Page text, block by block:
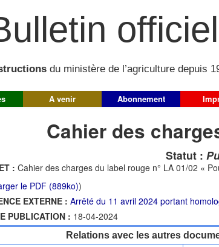
officiel
du ministère de l’agriculture depuis
A venir Abonnement
Cahier des
Statut :
: Cahier des charges du label rouge n° LA 01/02 «
le PDF (889ko))
EXTERNE : Arrêté du 11 avril 2024 portant
PUBLICATION : 18-04-2024
Relations avec les autres